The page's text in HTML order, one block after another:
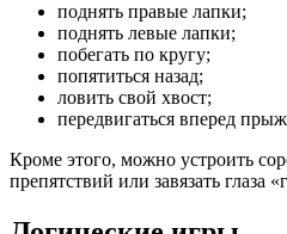
поднять правые лапки;
поднять левые лапки;
побегать по кругу;
попятиться назад;
ловить свой хвост;
передвигаться вперед
Кроме этого, можно устроить
препятствий или завязать глаза